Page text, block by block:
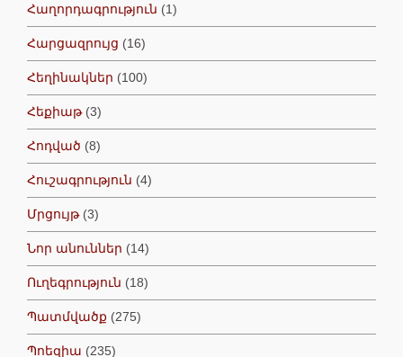
Հաղորդագրություն (1)
Հարցազրույց (16)
Հեղինակներ (100)
Հեքիաթ(3)
Հոդված (8)
Հուշագրություն (4)
Մրցույթ(3)
Նոր անուններ (14)
Ուղեգրություն (18)
Պատմվածք (275)
Պոեզիա (235)